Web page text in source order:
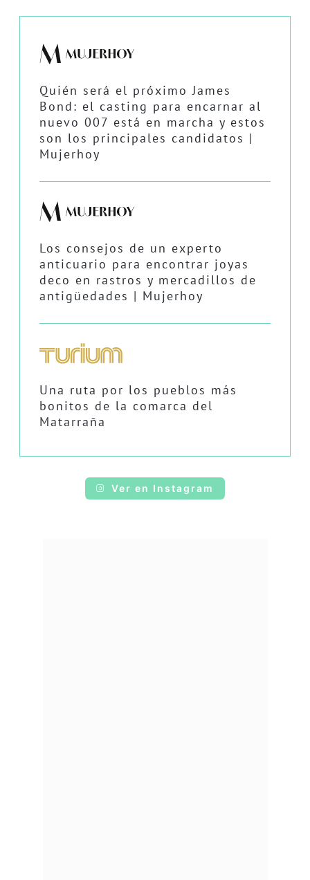
Quién será el próximo James
Bond: el casting para encarnar al
nuevo 007 está en marcha y estos
son los principales candidatos |
Mujerhoy
Los consejos de un experto
anticuario para encontrar joyas
deco en rastros y mercadillos de
antigüedades | Mujerhoy
Una ruta por los pueblos más
bonitos de la comarca del
Matarraña
Ver en Instagram